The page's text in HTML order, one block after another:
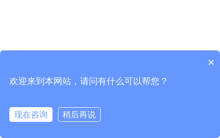
×
欢迎来到本网站，请问有什么可以帮您？
现在咨询 稍后再说